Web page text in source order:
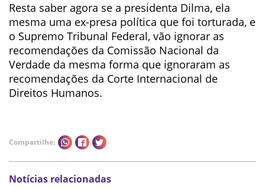
Resta saber agora se a presidenta Dilma, ela
mesma uma ex-presa política que foi torturada, e
o Supremo Tribunal Federal, vão ignorar as
recomendações da Comissão Nacional da
Verdade da mesma forma que ignoraram as
recomendações da Corte Internacional de
Direitos Humanos.
Compartilhe:
Notícias relacionadas